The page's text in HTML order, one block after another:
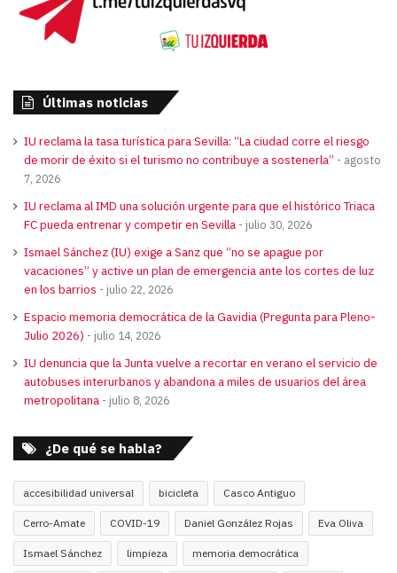
Últimas noticias
IU reclama la tasa turística para Sevilla: “La ciudad corre el riesgo
de morir de éxito si el turismo no contribuye a sostenerla”
agosto
7, 2026
IU reclama al IMD una solución urgente para que el histórico Triaca
FC pueda entrenar y competir en Sevilla
julio 30, 2026
Ismael Sánchez (IU) exige a Sanz que “no se apague por
vacaciones” y active un plan de emergencia ante los cortes de luz
en los barrios
julio 22, 2026
Espacio memoria democrática de la Gavidia (Pregunta para Pleno-
Julio 2026)
julio 14, 2026
IU denuncia que la Junta vuelve a recortar en verano el servicio de
autobuses interurbanos y abandona a miles de usuarios del área
metropolitana
julio 8, 2026
¿De qué se habla?
accesibilidad universal bicicleta Casco Antiguo
Cerro-Amate COVID-19 Daniel González Rojas Eva Oliva
Ismael Sánchez limpieza memoria democrática